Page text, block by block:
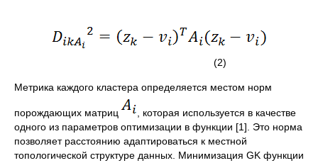
(2)
Метрика каждого кластера определяется местом норм
порождающих матриц
, которая используется в качестве
одного из параметров оптимизации в функции [1]. Это норма
позволяет расстоянию адаптироваться к местной
топологической структуре данных. Минимизация GK функции